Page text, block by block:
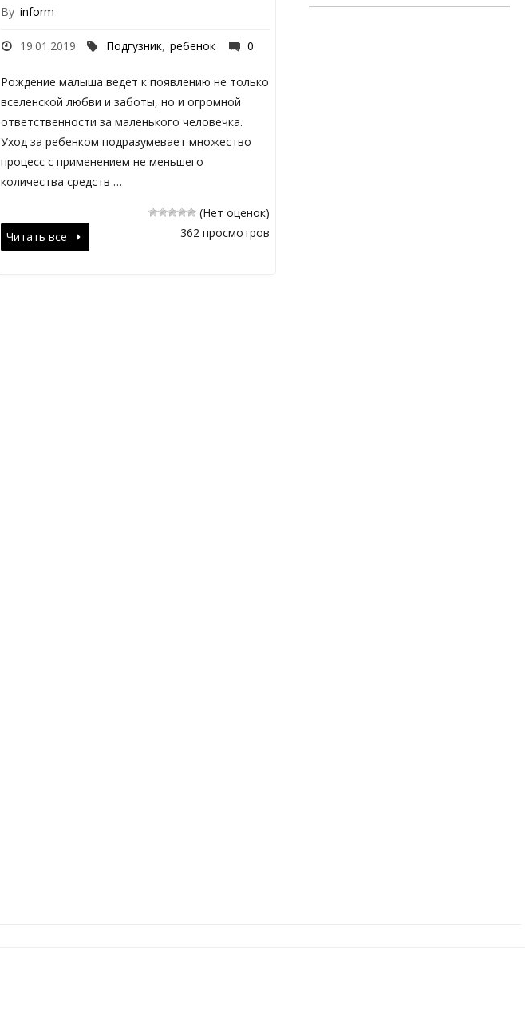
By inform
19.01.2019 Подгузник, ребенок 0
Рождение малыша ведет к появлению не только
вселенской любви и заботы, но и огромной
ответственности за маленького человечка.
Уход за ребенком подразумевает множество
процесс с применением не меньшего
количества средств …
(Нет оценок)
362 просмотров
Читать все